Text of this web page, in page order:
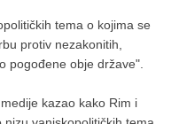
tema o kojima se
protiv nezakonitih,
pogođene obje države".
kazao kako Rim i